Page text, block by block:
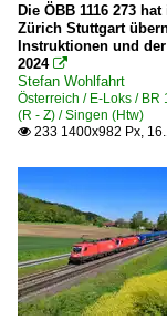
Die ÖBB 1116 273
Zürich Stuttgart
Instruktionen und
2024 
Stefan Wohlfahrt
Österreich / E-Loks /
(R - Z) / Singen (Htw)
 233 1400x982 Px,